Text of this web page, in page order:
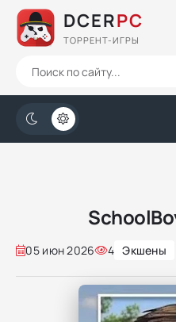
DCERPC
ТОРРЕНТ-ИГРЫ
05 июн 2026 4 Экшены